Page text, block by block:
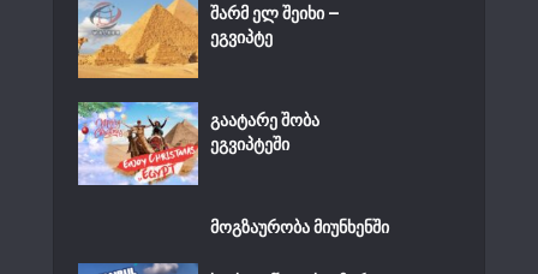
შარმ ელ შეიხი –
ეგვიპტე
გაატარე შობა
ეგვიპტეში
მოგზაურობა მიუნხენში